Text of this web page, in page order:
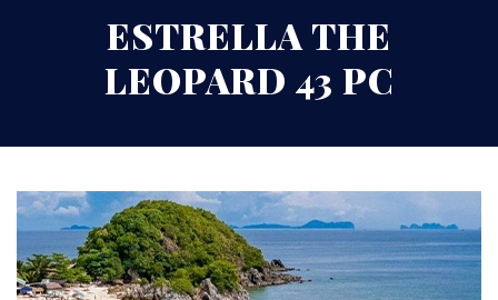
ESTRELLA THE
LEOPARD 43 PC